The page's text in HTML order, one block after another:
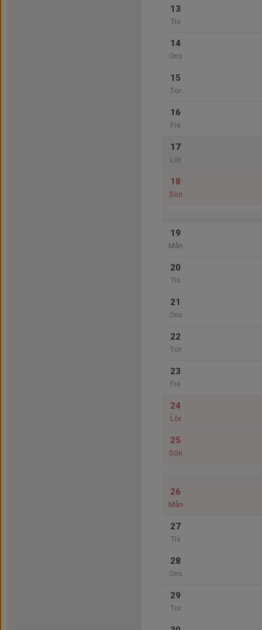
13
Tis
14
Ons
15
Tor
16
Fre
17
Lör
18
Sön
19
Mån
20
Tis
21
Ons
22
Tor
23
Fre
24
Lör
25
Sön
26
Mån
27
Tis
28
Ons
29
Tor